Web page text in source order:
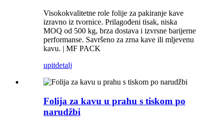
Visokokvalitetne role folije za pakiranje kave
izravno iz tvornice. Prilagođeni tisak, niska
MOQ od 500 kg, brza dostava i izvrsne barijerne
performanse. Savršeno za zrna kave ili mljevenu
kavu. | MF PACK
upitdetalj
Folija za kavu u prahu s tiskom po
narudžbi